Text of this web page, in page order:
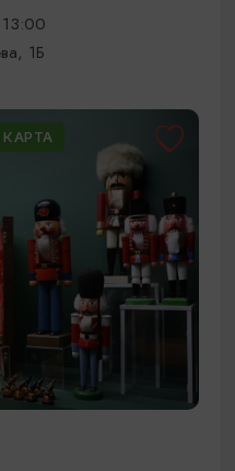
1Б